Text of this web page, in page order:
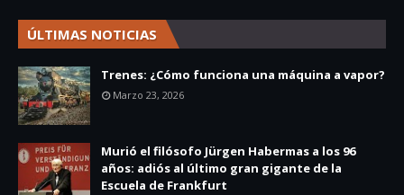
ÚLTIMAS NOTICIAS
Trenes: ¿Cómo funciona una máquina a vapor?
Marzo 23, 2026
Murió el filósofo Jürgen Habermas a los 96
años: adiós al último gran gigante de la
Escuela de Frankfurt